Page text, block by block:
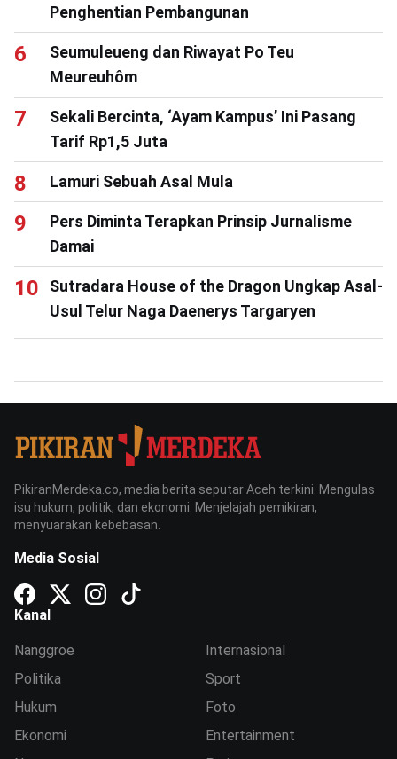
Penghentian Pembangunan
Seumuleueng dan Riwayat Po Teu
Meureuhôm
Sekali Bercinta, ‘Ayam Kampus’ Ini Pasang
Tarif Rp1,5 Juta
Lamuri Sebuah Asal Mula
Pers Diminta Terapkan Prinsip Jurnalisme
Damai
Sutradara House of the Dragon Ungkap Asal-
Usul Telur Naga Daenerys Targaryen
PikiranMerdeka.co, media berita seputar Aceh terkini. Mengulas
isu hukum, politik, dan ekonomi. Menjelajah pemikiran,
menyuarakan kebebasan.
Media Sosial
Kanal
Nanggroe
Politika
Hukum
Ekonomi
Internasional
Sport
Foto
Entertainment